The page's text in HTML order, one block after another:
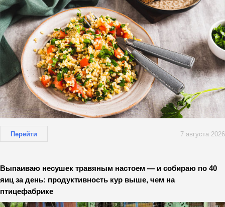
Перейти 7 августа 2026
Выпаиваю несушек травяным настоем — и собираю по 40
яиц за день: продуктивность кур выше, чем на
птицефабрике